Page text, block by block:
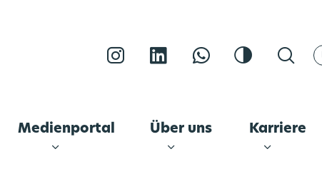
Medienportal Über uns Karriere